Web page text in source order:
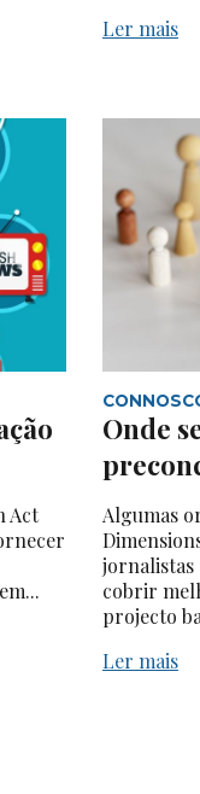
Ler mais
Act
Onde
Algumas
jornalistas
cobrir
projecto
Ler mais